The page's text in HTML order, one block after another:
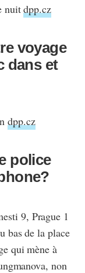
nuitdpp.cz
voyage
dans et
dpp.cz
police
9, Prague 1
bas de la place
qui mène à
non